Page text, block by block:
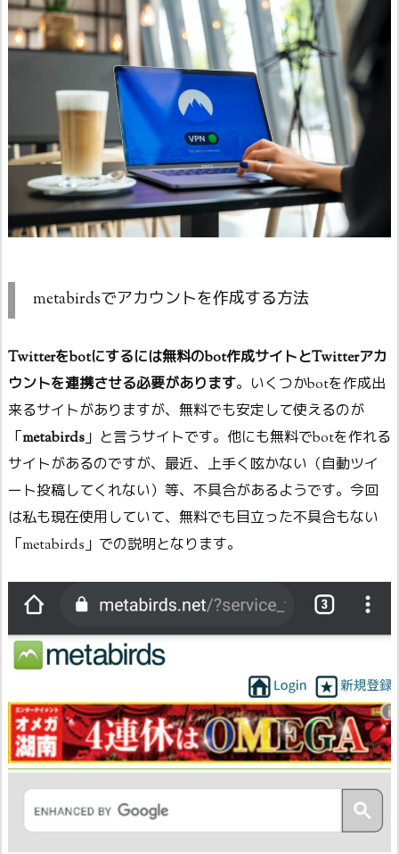
metabirdsでアカウントを作成する方法
Twitterをbotにするには無料のbot作成サイトとTwitterアカ
ウントを連携させる必要があります。いくつかbotを作成出
来るサイトがありますが、無料でも安定して使えるのが
「 metabirds」と言うサイトです。他にも無料でbotを作れる
サイトがあるのですが、最近、上手く呟かない（自動ツイ
ート投稿してくれない）等、不具合があるようです。今回
は私も現在使用していて、無料でも目立った不具合もない
「metabirds」での説明となります。